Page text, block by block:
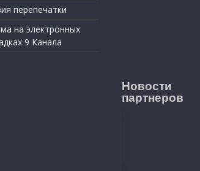
перепечатки
на электронных
9 Канала
Новости
партнеров